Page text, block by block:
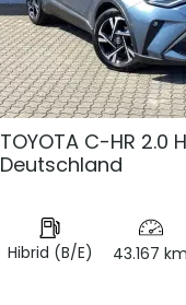
TOYOTA C-HR 2.0
Deutschland
Hibrid (B/E) 43.167 km